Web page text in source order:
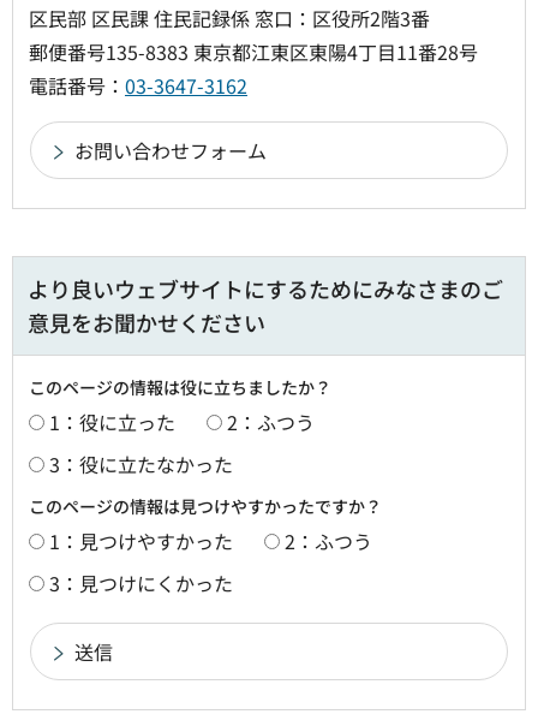
区民部 区民課 住民記録係 窓口：区役所2階3番
郵便番号135-8383 東京都江東区東陽4丁目11番28号
電話番号： 03-3647-3162
より良いウェブサイトにするためにみなさまのご
意見をお聞かせください
このページの情報は役に立ちましたか？
1：役に立った
2：ふつう
3：役に立たなかった
このページの情報は見つけやすかったですか？
1：見つけやすかった
2：ふつう
3：見つけにくかった